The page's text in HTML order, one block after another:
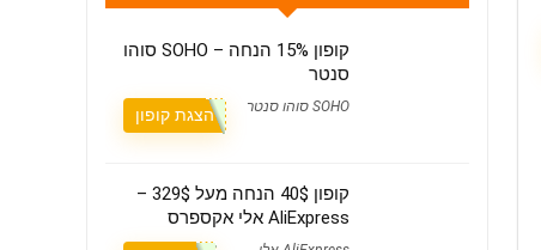
קופון 15% הנחה – SOHO סוהו
סנטר
SOHO סוהו סנטר הצגת קופון
קופון 40$ הנחה מעל 329$ –
AliExpress אלי אקספרס